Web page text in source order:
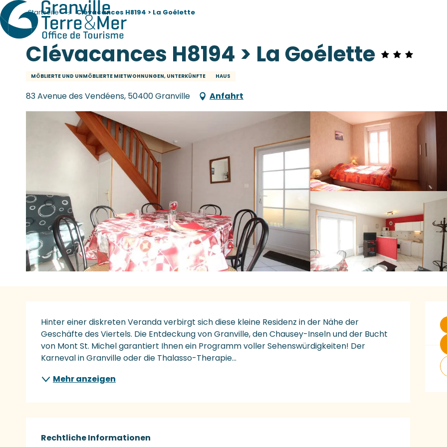
Startseite Clévacances H8194 > La Goélette
Clévacances H8194 > La Goélette
MÖBLIERTE UND UNMÖBLIERTE MIETWOHNUNGEN, UNTERKÜNFTE HAUS
83 Avenue des Vendéens, 50400 Granville Anfahrt
Beschreibung
Hinter einer diskreten Veranda verbirgt sich diese kleine Residenz in der Nähe der
Geschäfte des Viertels. Die Entdeckung von Granville, den Chausey-Inseln und der Bucht
von Mont St. Michel garantiert Ihnen ein Programm voller Sehenswürdigkeiten! Der
Karneval in Granville oder die Thalasso-Therapie...
Mehr anzeigen
Rechtliche Informationen
Rechtliche Informationen